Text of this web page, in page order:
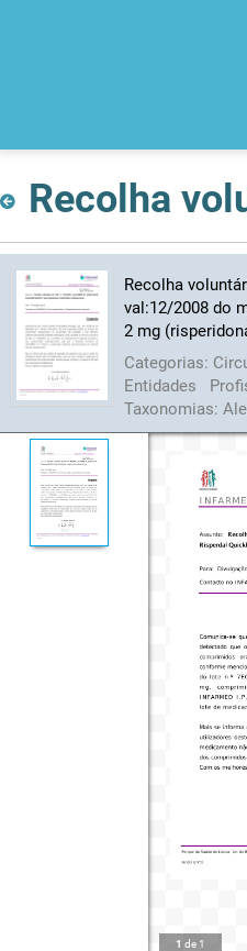
Recolha
val:12/2008 do
2 mg
Categorias:
Entidades
Taxonomias:
1 de 1